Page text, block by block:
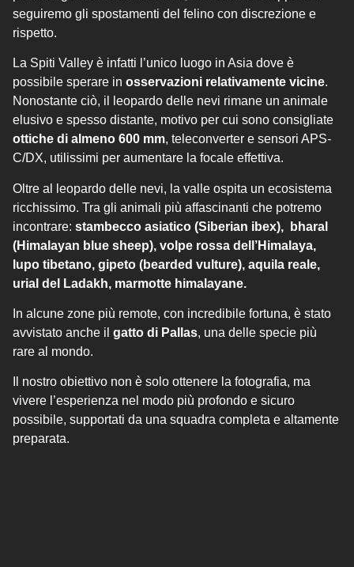
seguiremo gli spostamenti del felino con discrezione e
rispetto.
La Spiti Valley è infatti l’unico luogo in Asia dove è
possibile sperare in osservazioni relativamente vicine.
Nonostante ciò, il leopardo delle nevi rimane un animale
elusivo e spesso distante, motivo per cui sono consigliate
ottiche di almeno 600 mm, teleconverter e sensori APS-
C/DX, utilissimi per aumentare la focale effettiva.
Oltre al leopardo delle nevi, la valle ospita un ecosistema
ricchissimo. Tra gli animali più affascinanti che potremo
incontrare: stambecco asiatico (Siberian ibex),
bharal
(Himalayan blue sheep), volpe rossa dell’Himalaya,
lupo tibetano, gipeto (bearded vulture), aquila reale,
urial del Ladakh, marmotte himalayane.
In alcune zone più remote, con incredibile fortuna, è stato
avvistato anche il gatto di Pallas, una delle specie più
rare al mondo.
Il nostro obiettivo non è solo ottenere la fotografia, ma
vivere l’esperienza nel modo più profondo e sicuro
possibile, supportati da una squadra completa e altamente
preparata.